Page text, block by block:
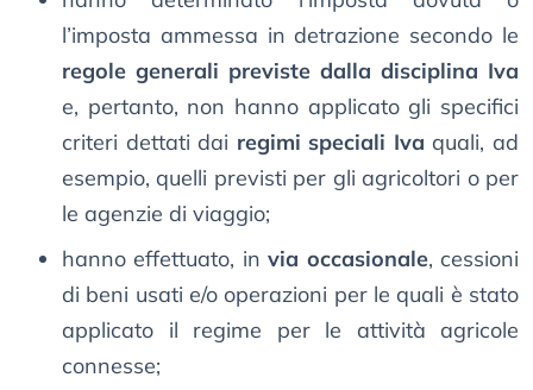
l’imposta ammessa in detrazione secondo le
regole generali previste dalla disciplina Iva
e, pertanto, non hanno applicato gli specifici
criteri dettati dai regimi speciali Iva quali, ad
esempio, quelli previsti per gli agricoltori o per
le agenzie di viaggio;
hanno effettuato, invia occasionale, cessioni
di beni usati e/o operazioni per le quali è stato
applicato il regime per le attività agricole
connesse;